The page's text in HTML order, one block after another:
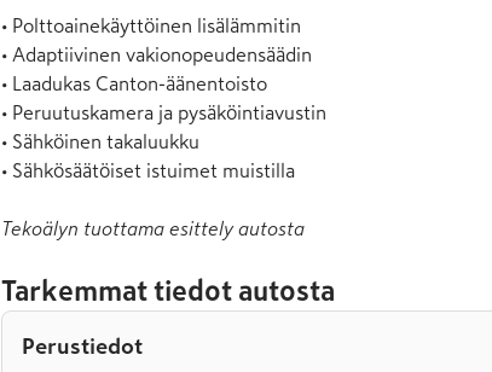
• Polttoainekäyttöinen lisälämmitin
• Adaptiivinen vakionopeudensäädin
• Laadukas Canton-äänentoisto
• Peruutuskamera ja pysäköintiavustin
• Sähköinen takaluukku
• Sähkösäätöiset istuimet muistilla
Tekoälyn tuottama esittely autosta
Tarkemmat tiedot autosta
Perustiedot